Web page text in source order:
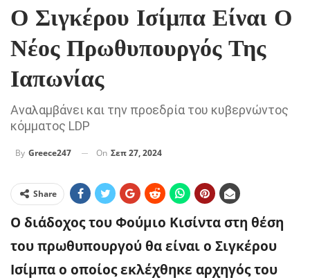
Ο Σιγκέρου Ισίμπα Είναι Ο
Νέος Πρωθυπουργός Της
Ιαπωνίας
Αναλαμβάνει και την προεδρία του κυβερνώντος
κόμματος LDP
By Greece247 On Σεπ 27, 2024
Share
Ο διάδοχος του Φούμιο Κισίντα στη θέση
του πρωθυπουργού θα είναι ο Σιγκέρου
Ισίμπα ο οποίος εκλέχθηκε αρχηγός του